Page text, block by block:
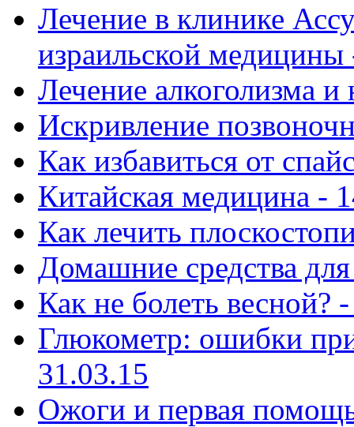
Лечение в клинике
израильской
Лечение алкоголизма
Искривление
Как избавиться от
Китайская медицина -
Как лечить
Домашние средства
Как не болеть весной?
Глюкометр: ошибки
31.03.15
Ожоги и первая